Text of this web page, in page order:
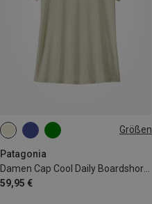
Größen
Patagonia
59,95 €
XS M